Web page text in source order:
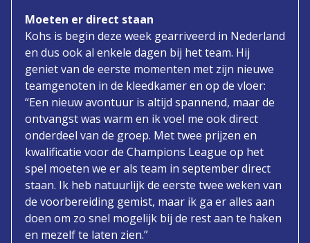
Moeten er direct staan
Kohs is begin deze week gearriveerd in Nederland
en dus ook al enkele dagen bij het team. Hij
geniet van de eerste momenten met zijn nieuwe
teamgenoten in de kleedkamer en op de vloer:
“Een nieuw avontuur is altijd spannend, maar de
ontvangst was warm en ik voel me ook direct
onderdeel van de groep. Met twee prijzen en
kwalificatie voor de Champions League op het
spel moeten we er als team in september direct
staan. Ik heb natuurlijk de eerste twee weken van
de voorbereiding gemist, maar ik ga er alles aan
doen om zo snel mogelijk bij de rest aan te haken
en mezelf te laten zien.”